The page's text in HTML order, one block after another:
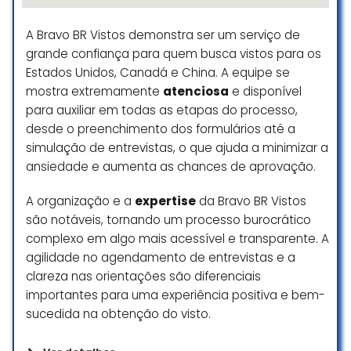
de qualidade, conforto e respeito
Na ida, como de costume, a
experiência foi bastante
satisfatória. O embarque ocorreu
de maneira tranquila, dentro dos
horários previstos, com todo o
processo bem organizado.
Durante o voo, tudo transcorreu
conforme o esperado, e o
realizado de maneira rápida e
eficiente, mantendo o padrão que
já conhecíamos da Azul.
No entanto, infelizmente, na volta
do nosso destino, tivemos uma
experiência que consideramos
bastante frustrante e que destoou
do padrão de excelência que a
A Bravo BR Vistos demonstra ser um serviço de
grande confiança para quem busca vistos para os
Estados Unidos, Canadá e China. A equipe se
mostra extremamente atenciosa e disponível
para auxiliar em todas as etapas do processo,
desde o preenchimento dos formulários até a
simulação de entrevistas, o que ajuda a minimizar a
ansiedade e aumenta as chances de aprovação.
A organização e a expertiseda Bravo BR Vistos
são notáveis, tornando um processo burocrático
complexo em algo mais acessível e transparente. A
agilidade no agendamento de entrevistas e a
clareza nas orientações são diferenciais
importantes para uma experiência positiva e bem-
sucedida na obtenção do visto.